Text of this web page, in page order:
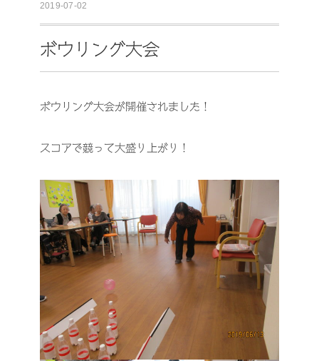
2019-07-02
ボウリング大会
ボウリング大会が開催されました！
スコアで競って大盛り上がり！